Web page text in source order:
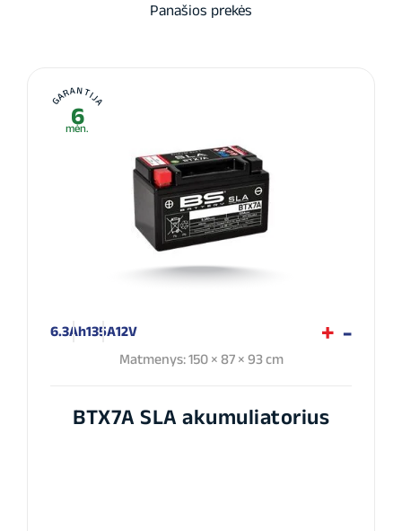
Panašios prekės
GARANTIJA
6
mėn.
6.3Ah135A12V
Matmenys: 150 × 87 × 93 cm
BTX7A SLA akumuliatorius